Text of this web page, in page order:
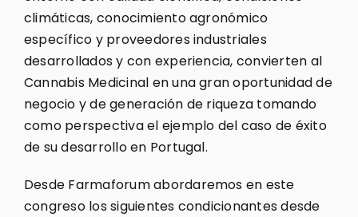
climáticas, conocimiento agronómico
específico y proveedores industriales
desarrollados y con experiencia, convierten al
Cannabis Medicinal en una gran oportunidad de
negocio y de generación de riqueza tomando
como perspectiva el ejemplo del caso de éxito
de su desarrollo en Portugal.
Desde Farmaforum abordaremos en este
congreso los siguientes condicionantes desde